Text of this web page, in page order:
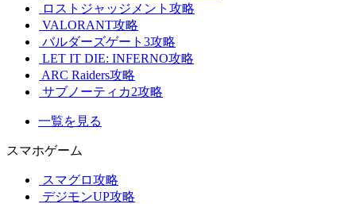
ロストジャッジメント攻略
VALORANT攻略
バルダーズゲート3攻略
LET IT DIE: INFERNO攻略
ARC Raiders攻略
サブノーティカ2攻略
一覧を見る
スマホゲーム
スマグロ攻略
デジモンUP攻略